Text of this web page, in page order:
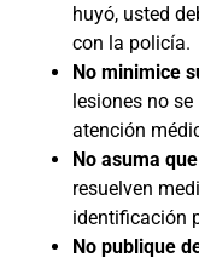
huyó, usted
con la policía.
No minimice
lesiones no
atención
No asuma
resuelven
identificación
No publique